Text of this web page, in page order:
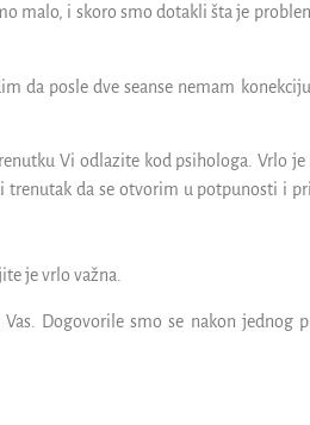
malo, i skoro smo dotakli šta je
da posle dve seanse nemam
Vi odlazite kod psihologa. Vrlo je
trenutak da se otvorim u potpunosti i
je vrlo važna.
Dogovorile smo se nakon jednog